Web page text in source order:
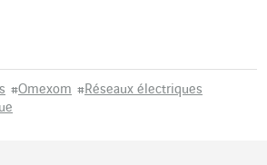
#Omexom #Réseaux électriques